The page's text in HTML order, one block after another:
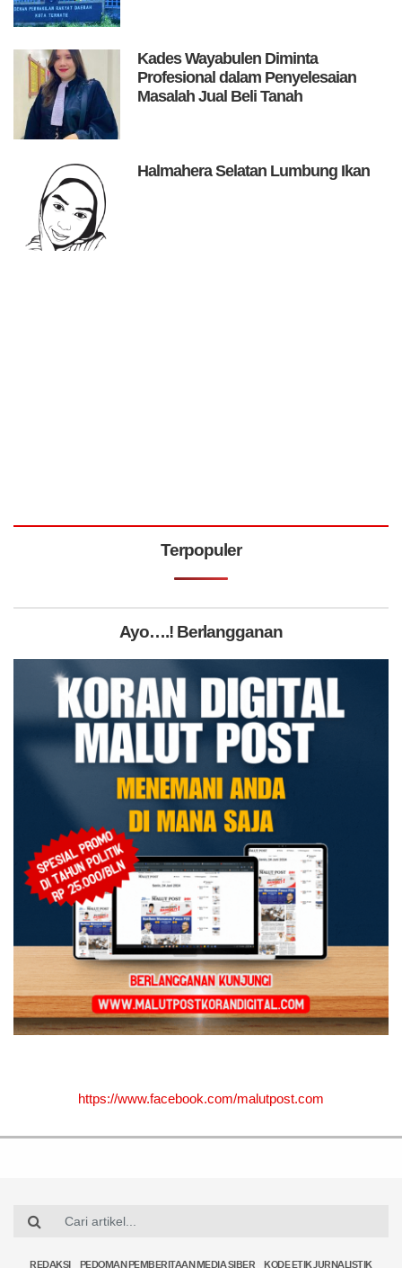
Kades Wayabulen Diminta
Profesional dalam Penyelesaian
Masalah Jual Beli Tanah
Halmahera Selatan Lumbung Ikan
Terpopuler
Ayo….! Berlangganan
https://www.facebook.com/malutpost.com
REDAKSI PEDOMAN PEMBERITAAN MEDIA SIBER KODE ETIK JURNALISTIK